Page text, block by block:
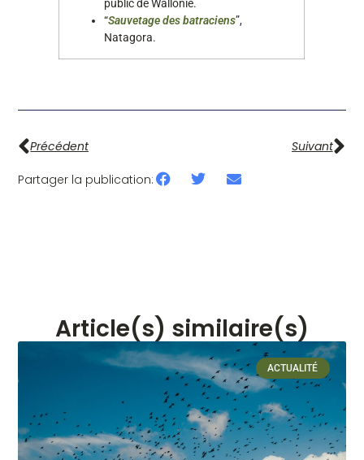
public de Wallonie.
“Sauvetage des batraciens”,
Natagora.
Précédent Suivant
Partager la publication:
Article(s) similaire(s)
ACTUALITÉ